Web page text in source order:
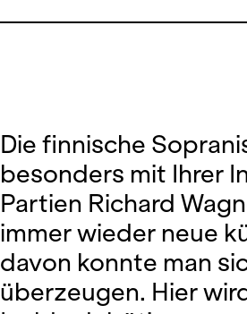
Die finnische
besonders mit Ihrer
Partien Richard
immer wieder neue
davon konnte man
überzeugen. Hier